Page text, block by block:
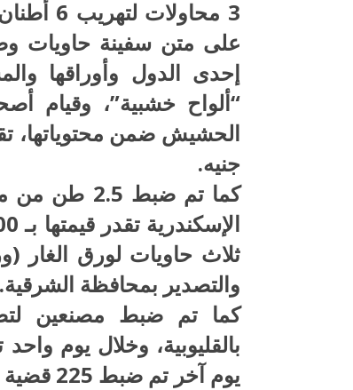
على متن سفينة حاويات
إحدى الدول وأوراقها
“ألواح خشبية”، وقيام
جنيه.
كما تم
ثلاث حاويات لورق
والتصدير بمحافظة الشرقية.
كما تم ضبط مصنعين
يوم آخر تم ضبط 225 قضية مخدرات.